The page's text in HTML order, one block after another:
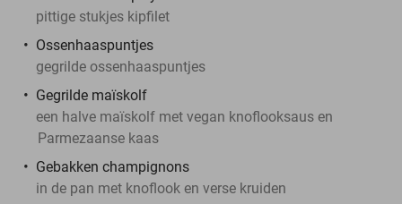
pittige stukjes kipfilet
Ossenhaaspuntjes
gegrilde ossenhaaspuntjes
Gegrilde maïskolf
een halve maïskolf met vegan knoflooksaus en
Parmezaanse kaas
Gebakken champignons
in de pan met knoflook en verse kruiden